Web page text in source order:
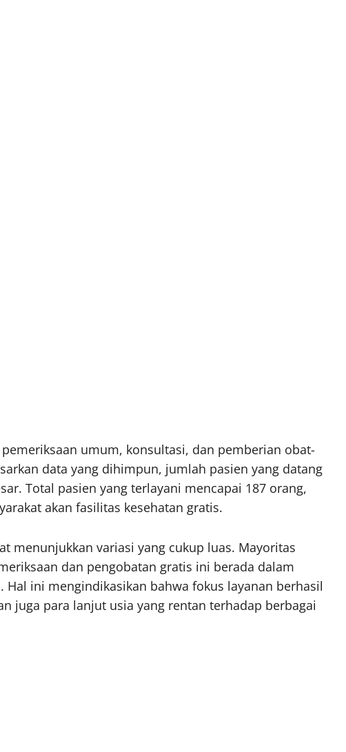
umum, konsultasi, dan pemberian obat-
data yang dihimpun, jumlah pasien yang datang
Total pasien yang terlayani mencapai 187 orang,
akan fasilitas kesehatan gratis.
menunjukkan variasi yang cukup luas. Mayoritas
dan pengobatan gratis ini berada dalam
Hal ini mengindikasikan bahwa fokus layanan berhasil
juga para lanjut usia yang rentan terhadap berbagai